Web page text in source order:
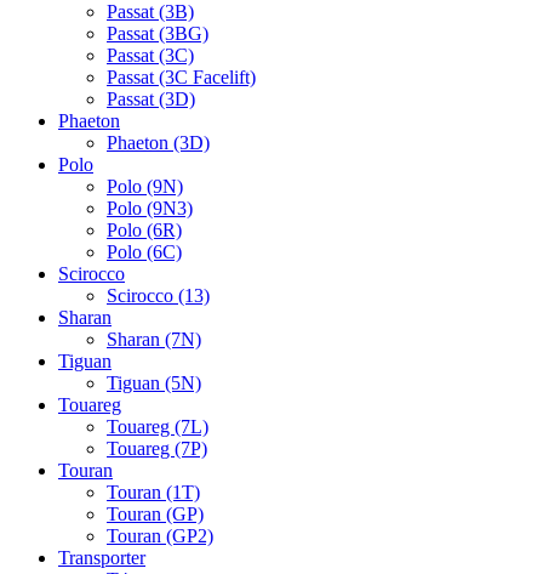
Passat (3B)
Passat (3BG)
Passat (3C)
Passat (3C Facelift)
Passat (3D)
Phaeton
Phaeton (3D)
Polo
Polo (9N)
Polo (9N3)
Polo (6R)
Polo (6C)
Scirocco
Scirocco (13)
Sharan
Sharan (7N)
Tiguan
Tiguan (5N)
Touareg
Touareg (7L)
Touareg (7P)
Touran
Touran (1T)
Touran (GP)
Touran (GP2)
Transporter